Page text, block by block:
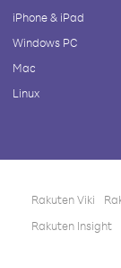
iPhone & iPad
Windows PC
Mac
Linux
Rakuten Viki
Rakuten Insight